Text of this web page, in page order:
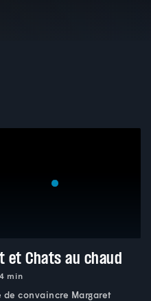
et Chats au chaud
min
de convaincre Margaret